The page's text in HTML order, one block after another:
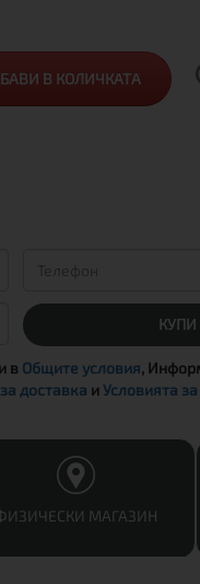
В КОЛИЧКАТА
КУПИ
в Общите условия,
доставка иУсловията
МАГАЗИН